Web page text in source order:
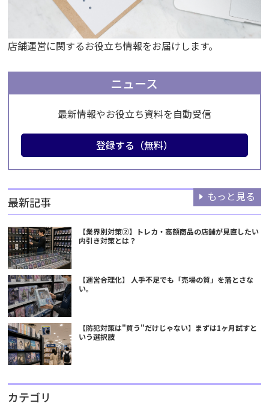
店舗運営に関するお役立ち情報をお届けします。
ニュース
最新情報やお役立ち資料を自動受信
登録する（無料）
最新記事
【業界別対策②】トレカ・高額商品の店舗が見直したい
内引き対策とは？
【運営合理化】 人手不足でも「売場の質」を落とさな
い。
【防犯対策は"買う"だけじゃない】まずは1ヶ月試すと
いう選択肢
もっと見る
カテゴリ